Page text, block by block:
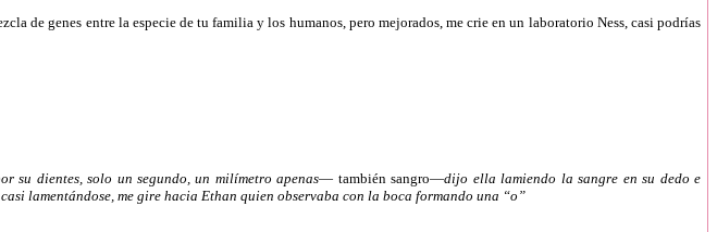
genes entre la especie de tu familia y los humanos, pero mejorados, me crie en un laboratorio Ness, casi podrías
su dientes, solo un segundo, un milímetro apenas— también sangro—dijo ella lamiendo la sangre en su dedo e
lamentándose, me gire hacia Ethan quien observaba con la boca formando una “o”